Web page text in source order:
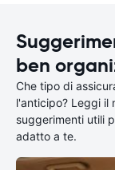
ben
Che tipo di
l'anticipo? Leggi il
suggerimenti utili
adatto a te.